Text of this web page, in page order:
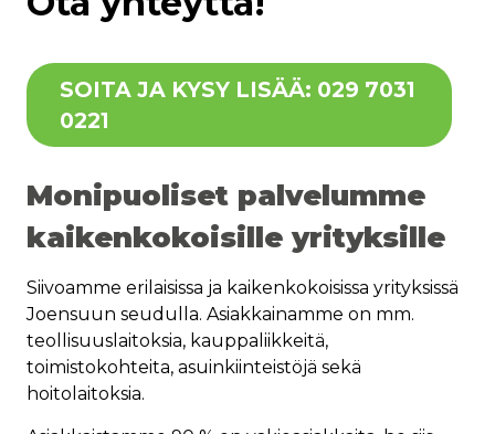
SOITA JA KYSY LISÄÄ: 029 7031
0221
Monipuoliset palvelumme
kaikenkokoisille yrityksille
Siivoamme erilaisissa ja kaikenkokoisissa yrityksissä
Joensuun seudulla. Asiakkainamme on mm.
teollisuuslaitoksia, kauppaliikkeitä,
toimistokohteita, asuinkiinteistöjä sekä
hoitolaitoksia.